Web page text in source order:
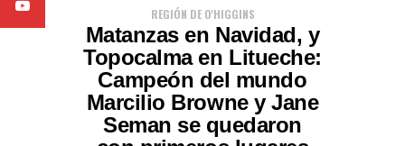
REGIÓN DE O'HIGGINS
Matanzas en Navidad, y
Topocalma en Litueche:
Campeón del mundo
Marcilio Browne y Jane
Seman se quedaron